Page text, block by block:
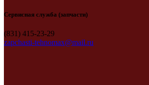
Сервисная служба (запчасти)
(831) 415-23-29
zapchasti-tehnomax@mail.ru